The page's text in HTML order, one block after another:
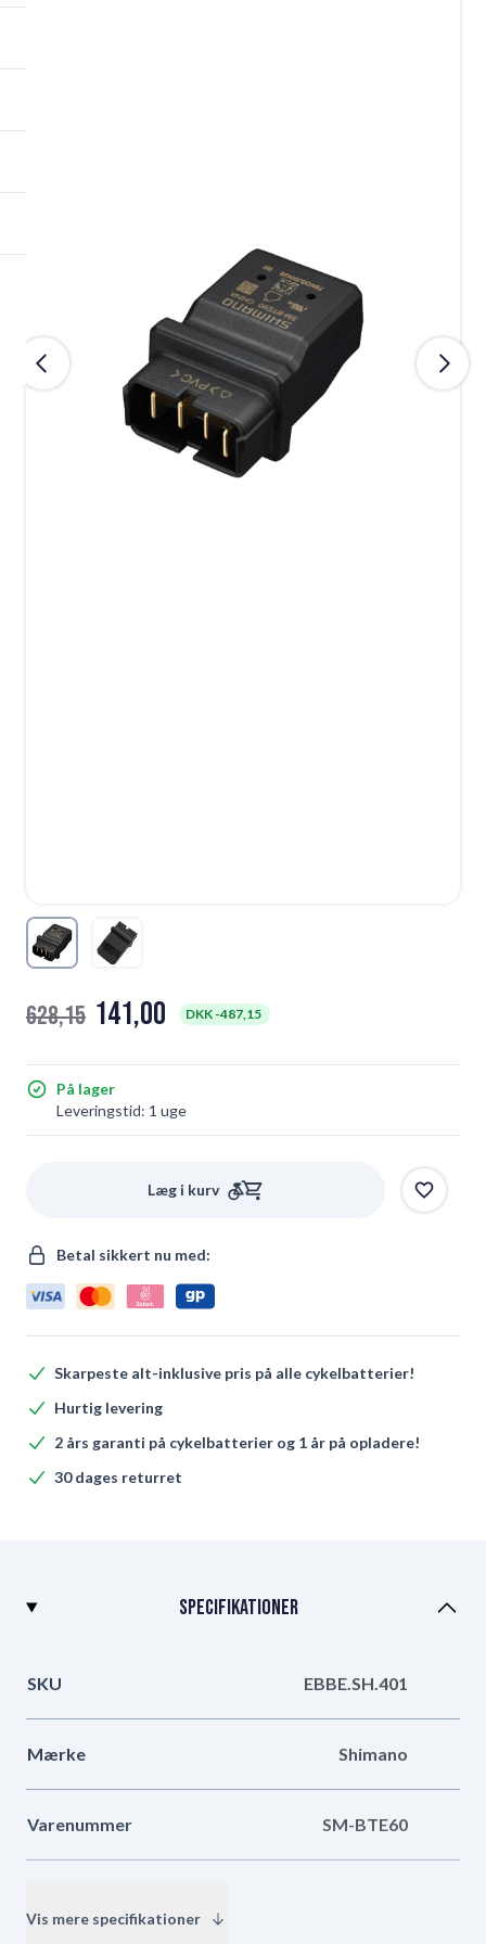
Forrige
628,15 141,00 DKK -487,15
På lager
Leveringstid: 1 uge
Læg i kurv
Betal sikkert nu med:
Skarpeste alt-inklusive pris på alle cykelbatterier!
Hurtig levering
2 års garanti på cykelbatterier og 1 år på opladere!
30 dages returret
Specifikationer
SKU EBBE.SH.401
Mærke Shimano
Varenummer SM-BTE60
Vis mere specifikationer